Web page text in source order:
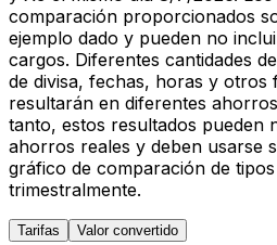
comparación proporcionados
ejemplo dado y pueden no
cargos. Diferentes cantidades
de divisa, fechas, horas y otros
resultarán en diferentes
tanto, estos resultados pueden
ahorros reales y deben usarse
gráfico de comparación de
trimestralmente.
Tarifas Valor convertido